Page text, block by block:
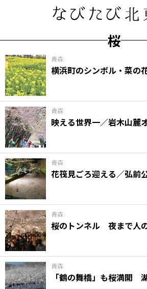
桜
青森
横浜町のシンボル・菜の
青森
映える世界一／岩木山麓
青森
花筏見ごろ迎える／弘前
青森
桜のトンネル 夜まで人
青森
「鶴の舞橋」も桜満開
知る一覧
世界遺産
文化・歴史
パワースポット
ミステリー
観る一覧
桜
花
紅葉
楽しむ一覧
まつり・イベント
聖地
おみやげ・特産
道の駅・産直
鉄道
アウトドア・レジャー
味わう一覧
麺類
ご当地グルメ
酒
スイーツ
癒す一覧
温泉
自然
宿泊